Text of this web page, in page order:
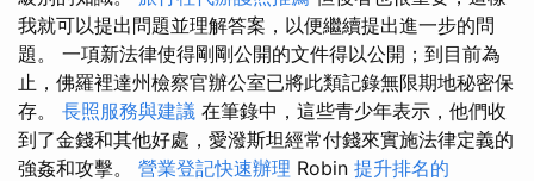
我就可以提出問題並理解答案，以便繼續提出進一步的問
題。 一項新法律使得剛剛公開的文件得以公開；到目前為
止，佛羅裡達州檢察官辦公室已將此類記錄無限期地秘密保
存。 長照服務與建議 在筆錄中，這些青少年表示，他們收
到了金錢和其他好處，愛潑斯坦經常付錢來實施法律定義的
強姦和攻擊。 營業登記快速辦理 Robin 提升排名的